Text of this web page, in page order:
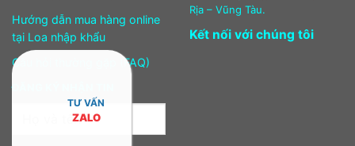
Hướng dẫn mua hàng online
tại Loa nhập khẩu
Câu hỏi thường gặp (FAQ)
Rịa – Vũng Tàu.
Kết nối với chúng tôi
TƯ VẤN
ZALO